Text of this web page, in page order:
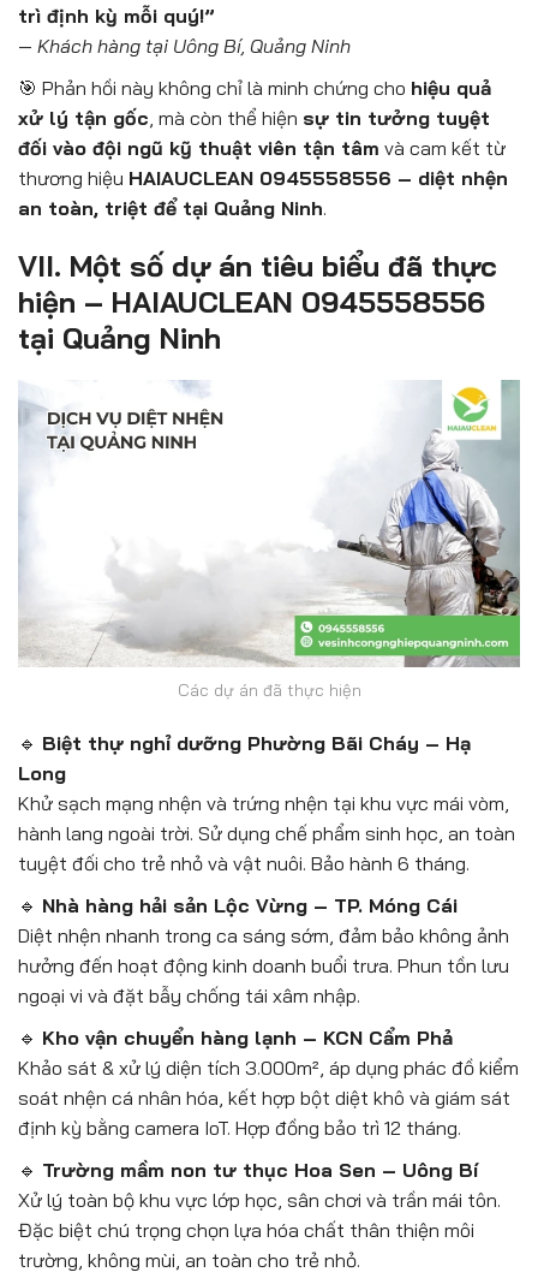
trì định kỳ mỗi quý!”
— Khách hàng tại Uông Bí, Quảng Ninh
🎯 Phản hồi này không chỉ là minh chứng cho hiệu quả
xử lý tận gốc, mà còn thể hiện sự tin tưởng tuyệt
đối vào đội ngũ kỹ thuật viên tận tâm và cam kết từ
thương hiệu HAIAUCLEAN 0945558556 – diệt nhện
an toàn, triệt để tại Quảng Ninh.
VII. Một số dự án tiêu biểu đã thực
hiện – HAIAUCLEAN 0945558556
tại Quảng Ninh
Các dự án đã thực hiện
🔹 Biệt thự nghỉ dưỡng Phường Bãi Cháy – Hạ
Long
Khử sạch mạng nhện và trứng nhện tại khu vực mái vòm,
hành lang ngoài trời. Sử dụng chế phẩm sinh học, an toàn
tuyệt đối cho trẻ nhỏ và vật nuôi. Bảo hành 6 tháng.
🔹 Nhà hàng hải sản Lộc Vừng – TP. Móng Cái
Diệt nhện nhanh trong ca sáng sớm, đảm bảo không ảnh
hưởng đến hoạt động kinh doanh buổi trưa. Phun tồn lưu
ngoại vi và đặt bẫy chống tái xâm nhập.
🔹 Kho vận chuyển hàng lạnh – KCN Cẩm Phả
Khảo sát & xử lý diện tích 3.000m², áp dụng phác đồ kiểm
soát nhện cá nhân hóa, kết hợp bột diệt khô và giám sát
định kỳ bằng camera IoT. Hợp đồng bảo trì 12 tháng.
🔹 Trường mầm non tư thục Hoa Sen – Uông Bí
Xử lý toàn bộ khu vực lớp học, sân chơi và trần mái tôn.
Đặc biệt chú trọng chọn lựa hóa chất thân thiện môi
trường, không mùi, an toàn cho trẻ nhỏ.